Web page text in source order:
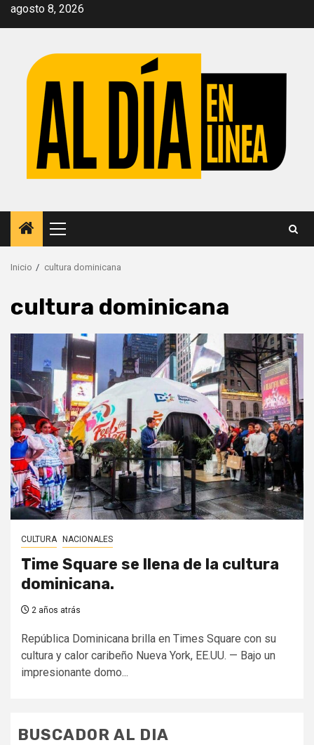
Saltar
agosto 8, 2026
Menú
principal
Inicio cultura dominicana
cultura dominicana
CULTURA NACIONALES
Time Square se llena de la cultura
dominicana.
2 años atrás
República Dominicana brilla en Times Square con su
cultura y calor caribeño Nueva York, EE.UU. — Bajo un
impresionante domo...
BUSCADOR AL DIA